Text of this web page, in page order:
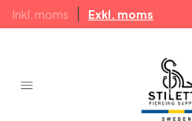
Inkl. moms Exkl. moms